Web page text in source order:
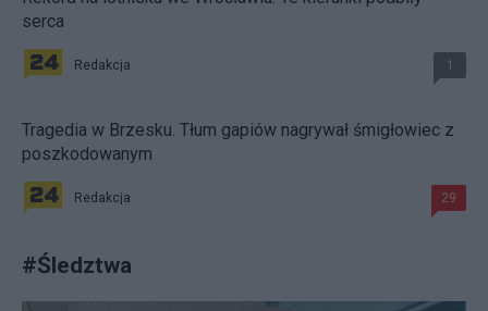
serca
Redakcja 1
Tragedia w Brzesku. Tłum gapiów nagrywał śmigłowiec z
poszkodowanym
Redakcja 29
#Śledztwa